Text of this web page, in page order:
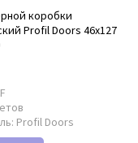
коробки
Profil Doors 46x127
Profil Doors